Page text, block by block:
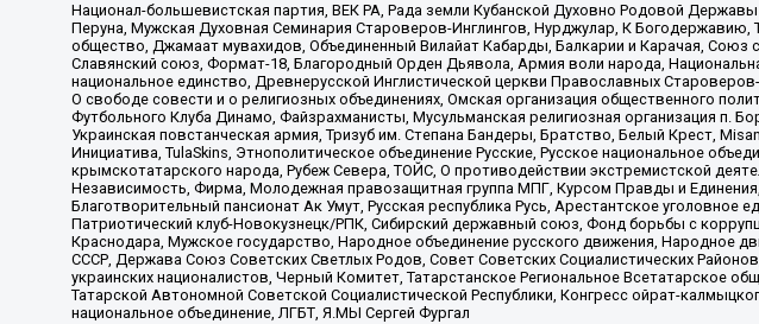
Национал-большевистская партия, ВЕК РА, Рада земли Кубанской Духовно Родовой
Перуна, Мужская Духовная Семинария Староверов-Инглингов, Нурджулар, К
общество, Джамаат мувахидов, Объединенный Вилайат Кабарды, Балкарии и Карачая, Союз
Славянский союз, Формат-18, Благородный Орден Дьявола, Армия воли народа,
национальное единство, Древнерусской Инглистической церкви Православных
О свободе совести и о религиозных объединениях, Омская организация общественного
Футбольного Клуба Динамо, Файзрахманисты, Мусульманская религиозная организация
Украинская повстанческая армия, Тризуб им. Степана Бандеры, Братство, Белый Крест,
Инициатива, TulaSkins, Этнополитическое объединение Русские, Русское национальное
крымскотатарского народа, Рубеж Севера, ТОЙС, О противодействии экстремистской
Независимость, Фирма, Молодежная правозащитная группа МПГ, Курсом Правды и
Благотворительный пансионат Ак Умут, Русская республика Русь, Арестантское
Патриотический клуб-Новокузнецк/РПК, Сибирский державный союз, Фонд борьбы с
Краснодара, Мужское государство, Народное объединение русского движения, Народное
СССР, Держава Союз Советских Светлых Родов, Совет Советских Социалистических
украинских националистов, Черный Комитет, Татарстанское Региональное
Татарской Автономной Советской Социалистической Республики, Конгресс ойрат-
национальное объединение, ЛГБТ, Я.МЫ Сергей Фургал